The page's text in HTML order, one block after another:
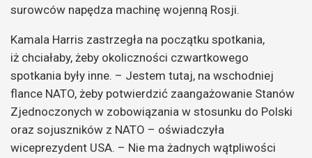
surowców napędza machinę wojenną Rosji.
Kamala Harris zastrzegła na początku spotkania,
iż chciałaby, żeby okoliczności czwartkowego
spotkania były inne. – Jestem tutaj, na wschodniej
flance NATO, żeby potwierdzić zaangażowanie Stanów
Zjednoczonych w zobowiązania w stosunku do Polski
oraz sojuszników z NATO – oświadczyła
wiceprezydent USA. – Nie ma żadnych wątpliwości